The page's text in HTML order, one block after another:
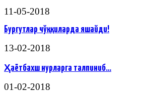
11-05-2018
Бургутлар чўққиларда яшайди!
13-02-2018
Ҳаётбахш нурларга талпиниб…
01-02-2018